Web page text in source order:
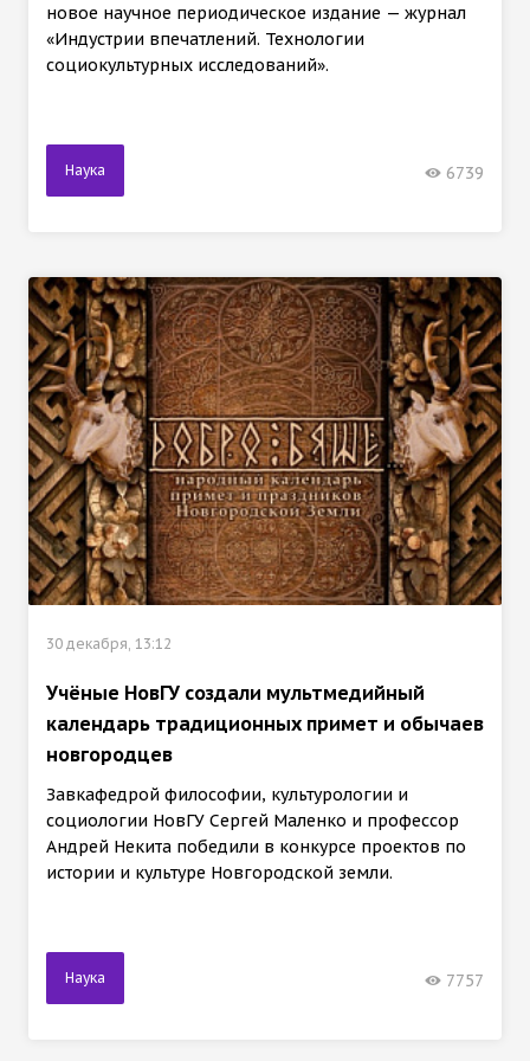
новое научное периодическое издание — журнал
«Индустрии впечатлений. Технологии
социокультурных исследований».
Наука 6739
30 декабря, 13:12
Учёные НовГУ создали мультмедийный
календарь традиционных примет и обычаев
новгородцев
Завкафедрой философии, культурологии и
социологии НовГУ Сергей Маленко и профессор
Андрей Некита победили в конкурсе проектов по
истории и культуре Новгородской земли.
Наука 7757